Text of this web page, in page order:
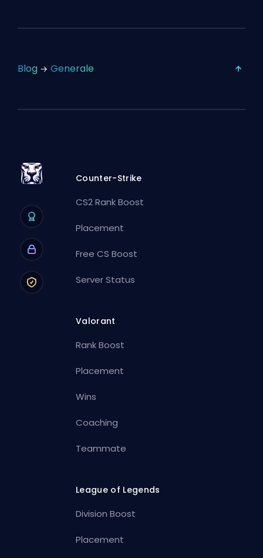
Blog Generale
Counter-Strike
CS2 Rank Boost
Placement
Free CS Boost
Server Status
Valorant
Rank Boost
Placement
Wins
Coaching
Teammate
League of Legends
Division Boost
Placement